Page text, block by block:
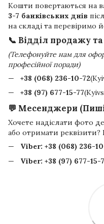
Кошти повертаються на
3-7 банківських днів
на складі та перевіримо
📞 Відділ продажу
(Телефонуйте нам для
професійної поради)
+38 (068) 236-10-72
+38 (97) 677-15-77
💬 Месенджери
Хочете надіслати фото
або отримати реквізити?
Viber: +38 (068) 236-
Viber: +38 (97) 677-15-